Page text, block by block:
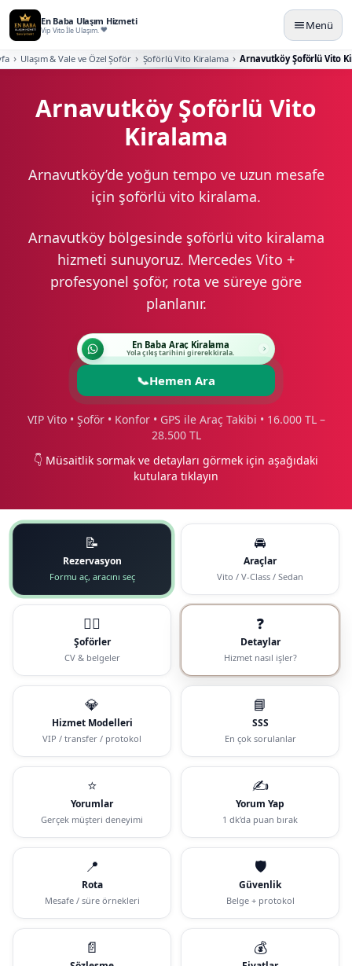
En Baba Ulaşım Hizmeti
Vip Vito İle Ulaşım. Menü
Ulaşım & Vale ve Özel Şoför Şoförlü Vito Kiralama Arnavutköy Şoförlü Vito
Arnavutköy Şoförlü Vito
Kiralama
Arnavutköy’de yoğun tempo ve uzun mesafe
için şoförlü vito kiralama.
Arnavutköy bölgesinde şoförlü vito kiralama
hizmeti sunuyoruz. Mercedes Vito +
profesyonel şoför, rota ve süreye göre
planlanır.
En Baba Araç Kiralama
Yola çıkış tarihini girerek kirala.
📞Hemen Ara
VIP Vito • Şoför • Konfor • GPS ile Araç Takibi • 16.000 TL –
28.500 TL
👇 Müsaitlik sormak ve detayları görmek için aşağıdaki
kutulara tıklayın
📝
Rezervasyon
Formu aç, aracını seç
🚘
Araçlar
Vito / V-Class / Sedan
🧑‍✈️
Şoförler
CV & belgeler
❓
Detaylar
Hizmet nasıl işler?
💎
Hizmet Modelleri
VIP / transfer / protokol
📘
SSS
En çok sorulanlar
⭐
Yorumlar
Gerçek müşteri deneyimi
✍️
Yorum Yap
1 dk’da puan bırak
📍
Rota
Mesafe / süre örnekleri
🛡️
Güvenlik
Belge + protokol
📄 💰